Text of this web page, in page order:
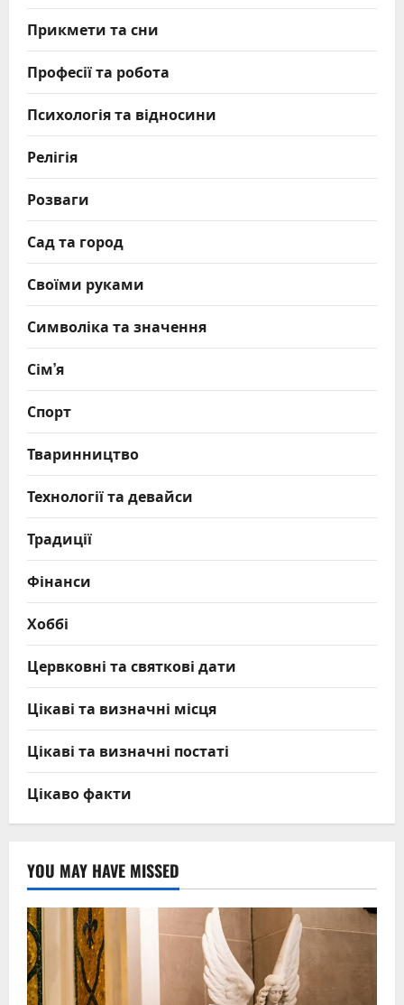
Прикмети та сни
Професії та робота
Психологія та відносини
Релігія
Розваги
Сад та город
Своїми руками
Символіка та значення
Сім’я
Спорт
Тваринництво
Технології та девайси
Традиції
Фінанси
Хоббі
Цервковні та святкові дати
Цікаві та визначні місця
Цікаві та визначні постаті
Цікаво факти
YOU MAY HAVE MISSED